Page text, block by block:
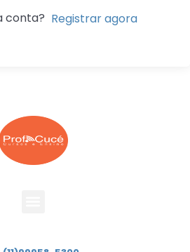
conta? Registrar agora